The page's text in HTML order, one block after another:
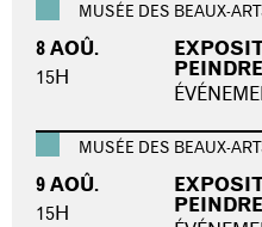
MUSÉE DES BEAUX-
8 AOÛ.
15H
MUSÉE DES BEAUX-
9 AOÛ.
15H